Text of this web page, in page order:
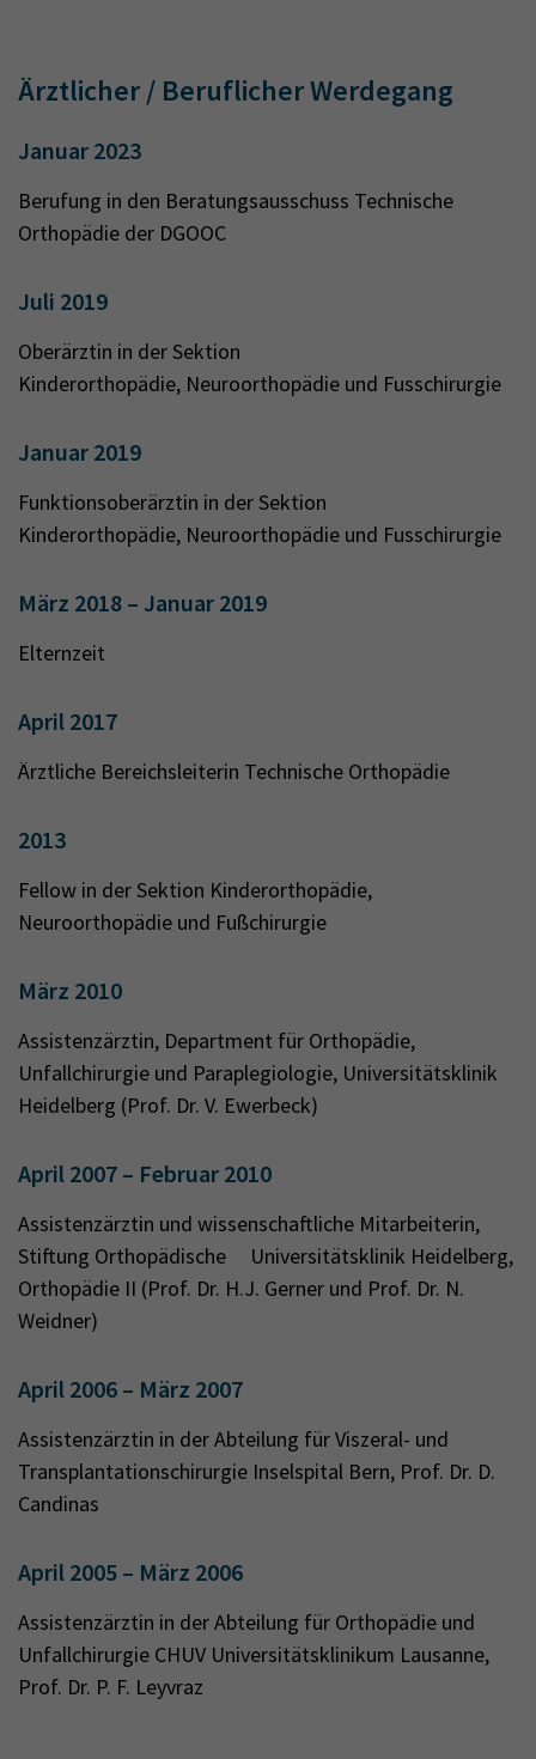
Ärztlicher / Beruflicher Werdegang
Januar 2023
Berufung in den Beratungsausschuss Technische
Orthopädie der DGOOC
Juli 2019
Oberärztin in der Sektion
Kinderorthopädie, Neuroorthopädie und Fusschirurgie
Januar 2019
Funktionsoberärztin in der Sektion
Kinderorthopädie, Neuroorthopädie und Fusschirurgie
März 2018 – Januar 2019
Elternzeit
April 2017
Ärztliche Bereichsleiterin Technische Orthopädie
2013
Fellow in der Sektion Kinderorthopädie,
Neuroorthopädie und Fußchirurgie
März 2010
Assistenzärztin, Department für Orthopädie,
Unfallchirurgie und Paraplegiologie, Universitätsklinik
Heidelberg (Prof. Dr. V. Ewerbeck)
April 2007 – Februar 2010
Assistenzärztin und wissenschaftliche Mitarbeiterin,
Stiftung Orthopädische Universitätsklinik Heidelberg,
Orthopädie II (Prof. Dr. H.J. Gerner und Prof. Dr. N.
Weidner)
April 2006 – März 2007
Assistenzärztin in der Abteilung für Viszeral- und
Transplantationschirurgie Inselspital Bern, Prof. Dr. D.
Candinas
April 2005 – März 2006
Assistenzärztin in der Abteilung für Orthopädie und
Unfallchirurgie CHUV Universitätsklinikum Lausanne,
Prof. Dr. P. F. Leyvraz